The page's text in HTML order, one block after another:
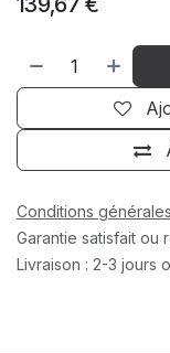
Conditions générales
Garantie satisfait ou
Livraison : 2-3 jours